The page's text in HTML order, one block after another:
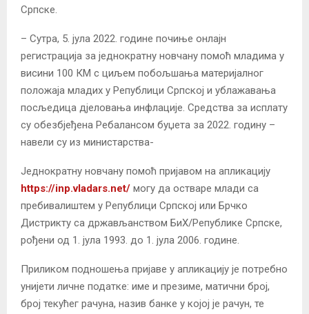
Српске.
– Сутра, 5. јула 2022. године почиње онлајн
регистрација за једнократну новчану помоћ младима у
висини 100 КМ с циљем побољшања материјалног
положаја младих у Републици Српској и ублажавања
посљедица дјеловања инфлације. Средства за исплату
су обезбјеђена Ребалансом буџета за 2022. годину –
навели су из министарства-
Једнократну новчану помоћ пријавом на апликацију
https://inp.vladars.net/ могу да остваре млади са
пребивалиштем у Републици Српској или Брчко
Дистрикту са држављанством БиХ/Републике Српске,
рођени од 1. јула 1993. до 1. јула 2006. године.
Приликом подношења пријаве у апликацију је потребно
унијети личне податке: име и презиме, матични број,
број текућег рачуна, назив банке у којој је рачун, те